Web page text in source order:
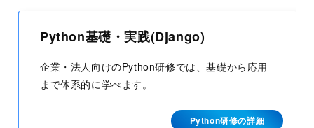
Python基礎・実践(Django)
企業・法人向けのPython研修では、基礎から応用
まで体系的に学べます。
Python研修の詳細